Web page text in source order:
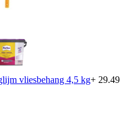
vliesbehang 4,5 kg+ 29.49